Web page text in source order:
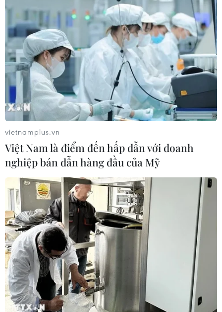
Dịch COVID-19: Hàn Quốc có ca tử vong
thứ 8, ca nhiễm lên tới 833
24/02/2020 10:35
Tính đến 17 giờ ngày 24/2, đã có thêm 2 ca tử vong tại
Hàn Quốc do nhiễm virus SARS-CoV-2 gây bệnh viêm
đường hô hấp cấp COVID-19, trong khi số ca nhiễm lên
tới 833 người.
Hàn Quốc tự động gia hạn thị thực cho
người nước ngoài, tránh tiếp xúc
vietnamplus.vn
Việt Nam là điểm đến hấp dẫn với doanh
nghiệp bán dẫn hàng đầu của Mỹ